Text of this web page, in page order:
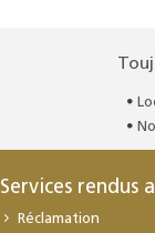
Services rendus
Réclamation